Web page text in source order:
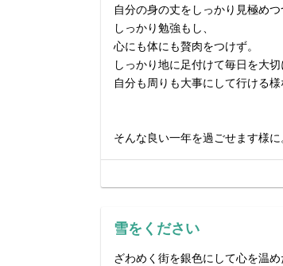
自分の身の丈をしっかり見極めつ
しっかり勉強もし、
心にも体にも贅肉をつけず。
しっかり地に足付けて毎日を大切
自分も周りも大事にして行ける
そんな良い一年を過ごせます様に
雪をください
ざわめく街を銀色にして心を温め